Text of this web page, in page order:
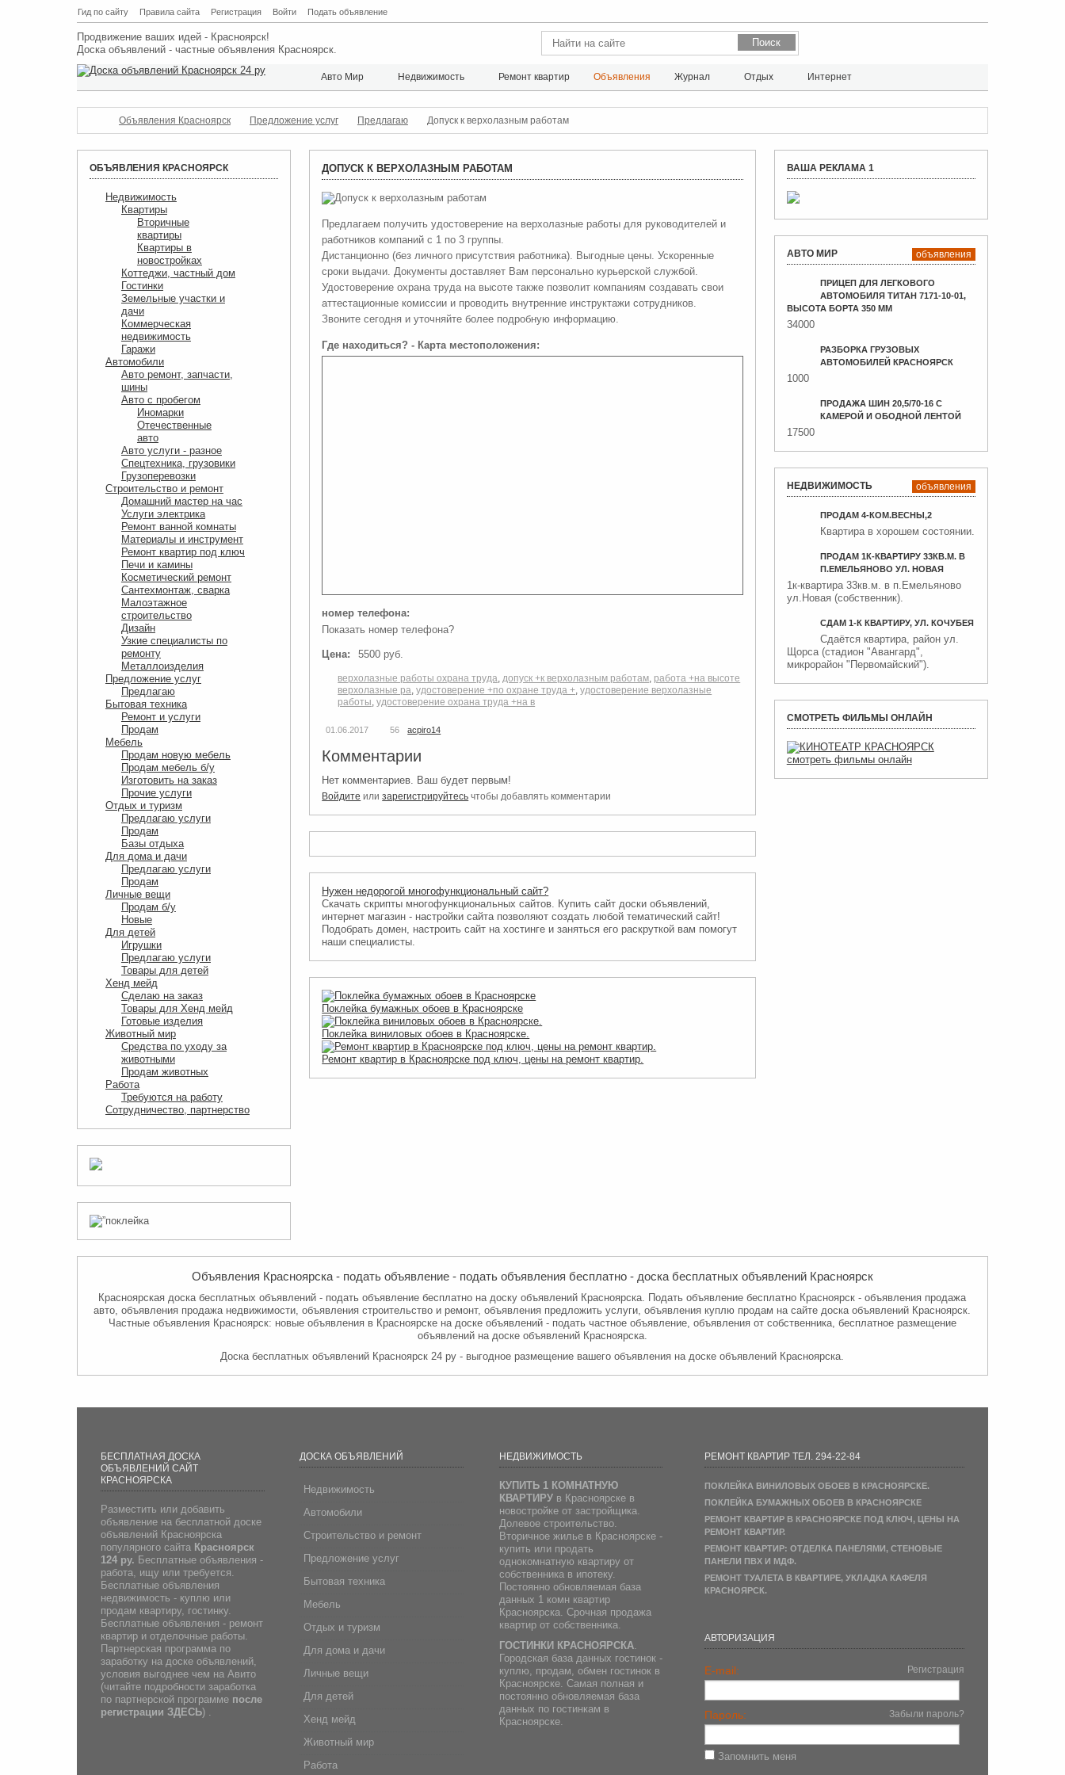
Гид по сайту Правила сайта Регистрация Войти Подать объявление
Продвижение ваших идей - Красноярск!
Доска объявлений - частные объявления Красноярск.
Авто Мир Недвижимость Ремонт квартир Объявления Журнал Отдых Интернет
Объявления Красноярск Предложение услуг Предлагаю Допуск к верхолазным работам
ОБЪЯВЛЕНИЯ КРАСНОЯРСК
Недвижимость
Квартиры
Вторичные
квартиры
Квартиры в
новостройках
Коттеджи, частный дом
Гостинки
Земельные участки и
дачи
Коммерческая
недвижимость
Гаражи
Автомобили
Авто ремонт, запчасти,
шины
Авто с пробегом
Иномарки
Отечественные
авто
Авто услуги - разное
Спецтехника, грузовики
Грузоперевозки
Строительство и ремонт
Домашний мастер на час
Услуги электрика
Ремонт ванной комнаты
Материалы и инструмент
Ремонт квартир под ключ
Печи и камины
Косметический ремонт
Сантехмонтаж, сварка
Малоэтажное
строительство
Дизайн
Узкие специалисты по
ремонту
Металлоизделия
Предложение услуг
Предлагаю
Бытовая техника
Ремонт и услуги
Продам
Мебель
Продам новую мебель
Продам мебель б/у
Изготовить на заказ
Прочие услуги
Отдых и туризм
Предлагаю услуги
Продам
Базы отдыха
Для дома и дачи
Предлагаю услуги
Продам
Личные вещи
Продам б/у
Новые
Для детей
Игрушки
Предлагаю услуги
Товары для детей
Хенд мейд
Сделаю на заказ
Товары для Хенд мейд
Готовые изделия
Животный мир
Средства по уходу за
животными
Продам животных
Работа
Требуются на работу
Сотрудничество, партнерство
ДОПУСК К ВЕРХОЛАЗНЫМ РАБОТАМ
Предлагаем получить удостоверение на верхолазные работы для руководителей и
работников компаний с 1 по 3 группы.
Дистанционно (без личного присутствия работника). Выгодные цены. Ускоренные
сроки выдачи. Документы доставляет Вам персонально курьерской службой.
Удостоверение охрана труда на высоте также позволит компаниям создавать свои
аттестационные комиссии и проводить внутренние инструктажи сотрудников.
Звоните сегодня и уточняйте более подробную информацию.
Где находиться? - Карта местоположения:
номер телефона:
Показать номер телефона?
Цена: 5500 руб.
верхолазные работы охрана труда,допуск +к верхолазным работам, работа +на высоте
верхолазные ра,удостоверение +по охране труда +,удостоверение верхолазные
работы,удостоверение охрана труда +на в
01.06.2017 56 acpiro14
Комментарии
Нет комментариев. Ваш будет первым!
Войдите илизарегистрируйтесь чтобы добавлять комментарии
Нужен недорогой многофункциональный сайт?
Скачать скрипты многофункциональных сайтов. Купить сайт доски объявлений,
интернет магазин - настройки сайта позволяют создать любой тематический сайт!
Подобрать домен, настроить сайт на хостинге и заняться его раскруткой вам помогут
наши специалисты.
Поклейка бумажных обоев в Красноярске
Поклейка виниловых обоев в Красноярске.
Ремонт квартир в Красноярске под ключ, цены на ремонт квартир.
ВАША РЕКЛАМА 1
АВТО МИР объявления
ПРИЦЕП ДЛЯ ЛЕГКОВОГО
АВТОМОБИЛЯ ТИТАН 7171-10-01,
ВЫСОТА БОРТА 350 ММ
34000
РАЗБОРКА ГРУЗОВЫХ
АВТОМОБИЛЕЙ КРАСНОЯРСК
1000
ПРОДАЖА ШИН 20,5/70-16 С
КАМЕРОЙ И ОБОДНОЙ ЛЕНТОЙ
17500
НЕДВИЖИМОСТЬ объявления
ПРОДАМ 4-КОМ.ВЕСНЫ,2
Квартира в хорошем состоянии.
ПРОДАМ 1К-КВАРТИРУ 33КВ.М. В
П.ЕМЕЛЬЯНОВО УЛ. НОВАЯ
1к-квартира 33кв.м. в п.Емельяново
ул.Новая (собственник).
СДАМ 1-К КВАРТИРУ, УЛ. КОЧУБЕЯ
Сдаётся квартира, район ул.
Щорса (стадион "Авангард",
микрорайон "Первомайский").
СМОТРЕТЬ ФИЛЬМЫ ОНЛАЙН
Объявления Красноярска - подать объявление - подать объявления бесплатно - доска бесплатных объявлений Красноярск
Красноярская доска бесплатных объявлений - подать объявление бесплатно на доску объявлений Красноярска. Подать объявление бесплатно Красноярск - объявления продажа
авто, объявления продажа недвижимости, объявления строительство и ремонт, объявления предложить услуги, объявления куплю продам на сайте доска объявлений Красноярск.
Частные объявления Красноярск: новые объявления в Красноярске на доске объявлений - подать частное объявление, объявления от собственника, бесплатное размещение
объявлений на доске объявлений Красноярска.
Доска бесплатных объявлений Красноярск 24 ру - выгодное размещение вашего объявления на доске объявлений Красноярска.
БЕСПЛАТНАЯ ДОСКА
ОБЪЯВЛЕНИЙ САЙТ
КРАСНОЯРСКА
Разместить или добавить
объявление на бесплатной доске
объявлений Красноярска
популярного сайта Красноярск
124 ру. Бесплатные объявления -
работа, ищу или требуется.
Бесплатные объявления
недвижимость - куплю или
продам квартиру, гостинку.
Бесплатные объявления - ремонт
квартир и отделочные работы.
Партнерская программа по
заработку на доске объявлений,
условия выгоднее чем на Авито
(читайте подробности заработка
по партнерской программе после
регистрации ЗДЕСЬ) .
ДОСКА ОБЪЯВЛЕНИЙ
Недвижимость
Автомобили
Строительство и ремонт
Предложение услуг
Бытовая техника
Мебель
Отдых и туризм
Для дома и дачи
Личные вещи
Для детей
Хенд мейд
Животный мир
Работа
НЕДВИЖИМОСТЬ
КУПИТЬ 1 КОМНАТНУЮ
КВАРТИРУв Красноярске в
новостройке от застройщика.
Долевое строительство.
Вторичное жилье в Красноярске -
купить или продать
однокомнатную квартиру от
собственника в ипотеку.
Постоянно обновляемая база
данных 1 комн квартир
Красноярска. Срочная продажа
квартир от собственника.
ГОСТИНКИ КРАСНОЯРСКА.
Городская база данных гостинок -
куплю, продам, обмен гостинок в
Красноярске. Самая полная и
постоянно обновляемая база
данных по гостинкам в
Красноярске.
РЕМОНТ КВАРТИР ТЕЛ. 294-22-84
ПОКЛЕЙКА ВИНИЛОВЫХ ОБОЕВ В КРАСНОЯРСКЕ.
ПОКЛЕЙКА БУМАЖНЫХ ОБОЕВ В КРАСНОЯРСКЕ
РЕМОНТ КВАРТИР В КРАСНОЯРСКЕ ПОД КЛЮЧ, ЦЕНЫ НА
РЕМОНТ КВАРТИР.
РЕМОНТ КВАРТИР: ОТДЕЛКА ПАНЕЛЯМИ, СТЕНОВЫЕ
ПАНЕЛИ ПВХ И МДФ.
РЕМОНТ ТУАЛЕТА В КВАРТИРЕ, УКЛАДКА КАФЕЛЯ
КРАСНОЯРСК.
АВТОРИЗАЦИЯ
E-mail: Регистрация
Пароль: Забыли пароль?
Запомнить меня